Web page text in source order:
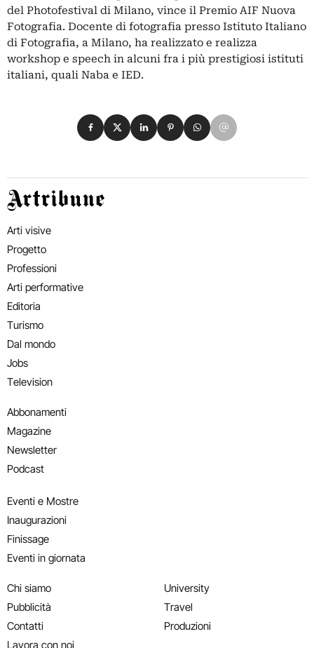
del Photofestival di Milano, vince il Premio AIF Nuova
Fotografia. Docente di fotografia presso Istituto Italiano
di Fotografia, a Milano, ha realizzato e realizza
workshop e speech in alcuni fra i più prestigiosi istituti
italiani, quali Naba e IED.
Condividi su Facebook
Condividi su X
Condividi su LinkedIn
Condividi su Pinterest
Condividi su WhatsApp
Condividi su Email
Artribune
Arti visive
Progetto
Professioni
Arti performative
Editoria
Turismo
Dal mondo
Jobs
Television
Abbonamenti
Magazine
Newsletter
Podcast
Eventi e Mostre
Inaugurazioni
Finissage
Eventi in giornata
Chi siamo
Pubblicità
Contatti
Lavora con noi
University
Travel
Produzioni